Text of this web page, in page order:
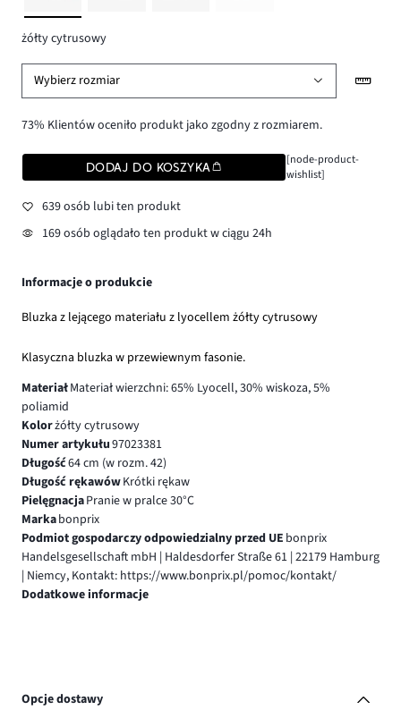
żółty cytrusowy
Wybierz rozmiar
73% Klientów oceniło produkt jako zgodny z rozmiarem.
DODAJ DO KOSZYKA
[node-product-
wishlist]
639 osób lubi ten produkt
169 osób oglądało ten produkt w ciągu 24h
Informacje o produkcie
Bluzka z lejącego materiału z lyocellem żółty cytrusowy
Klasyczna bluzka w przewiewnym fasonie.
MateriałMateriał wierzchni: 65% Lyocell, 30% wiskoza, 5%
poliamid
Kolorżółty cytrusowy
Numer artykułu97023381
Długość64 cm (w rozm. 42)
Długość rękawówKrótki rękaw
PielęgnacjaPranie w pralce 30°C
Markabonprix
Podmiot gospodarczy odpowiedzialny przed UE bonprix
Handelsgesellschaft mbH | Haldesdorfer Straße 61 | 22179 Hamburg
| Niemcy, Kontakt: https://www.bonprix.pl/pomoc/kontakt/
Dodatkowe informacje
Opcje dostawy